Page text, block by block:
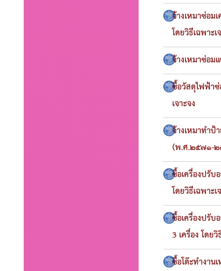
จ้างเหมาซ่อม
โดยวิธีเฉพาะเ
จ้างเหมาซ่อม
ซื้อวัสดุไฟฟ้า
เจาะจง
จ้างเหมาทำ
(พ.ศ.๒๕๗๑-๒
ซื้อเครื่องปรั
โดยวิธีเฉพาะเ
ซื้อเครื่องปรั
3 เครื่อง โดย
ซื้อโต๊ะทำงาน